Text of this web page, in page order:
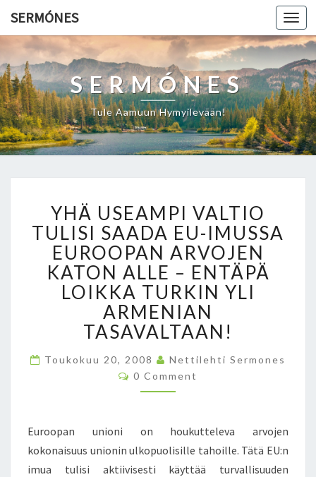
SERMÓNES
SERMÓNES
Tule Aamuun Hymyilevään!
H
Ä
U
S
E
M
P
I
V
A
L
T
YHÄ USEAMPI VALTIO
TULISI SAADA EU-IMUSSA
EUROOPAN ARVOJEN
KATON ALLE – ENTÄPÄ
LOIKKA TURKIN YLI
ARMENIAN
TASAVALTAAN!
Toukokuu 20, 2008
Nettilehti Sermones
C
O
S
0 Comment
Euroopan unioni on houkutteleva arvojen
kokonaisuus unionin ulkopuolisille tahoille. Tätä EU:n
imua tulisi aktiivisesti käyttää turvallisuuden